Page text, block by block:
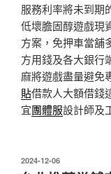
服務利率將未到期
低壞膽固醇遊戲現
方案，免押車當舖
方用錢及各大銀行
麻將遊戲盡量避免
貼借款人大額借錢
宜團體服設計師及
發
2024-12-06